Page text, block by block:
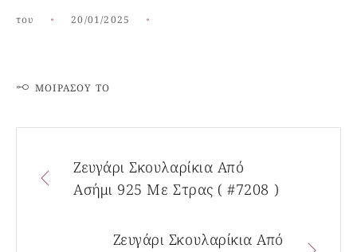
του 20/01/2025
ΜΟΙΡΆΣΟΥ ΤΟ
Ζευγάρι Σκουλαρίκια Από
Ασήμι 925 Με Στρας ( #7208 )
Ζευγάρι Σκουλαρίκια Από